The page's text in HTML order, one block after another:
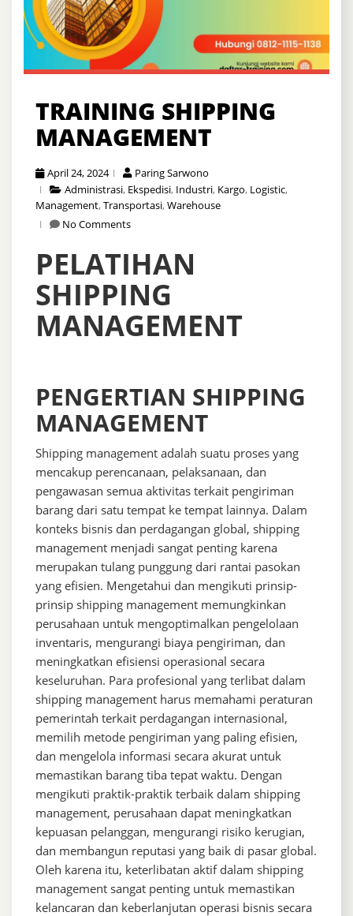
TRAINING SHIPPING
MANAGEMENT
April 24, 2024
Paring Sarwono
Administrasi, Ekspedisi, Industri, Kargo, Logistic,
Management,Transportasi,Warehouse
No Comments
PELATIHAN
SHIPPING
MANAGEMENT
PENGERTIAN SHIPPING
MANAGEMENT
Shipping management adalah suatu proses yang
mencakup perencanaan, pelaksanaan, dan
pengawasan semua aktivitas terkait pengiriman
barang dari satu tempat ke tempat lainnya. Dalam
konteks bisnis dan perdagangan global, shipping
management menjadi sangat penting karena
merupakan tulang punggung dari rantai pasokan
yang efisien. Mengetahui dan mengikuti prinsip-
prinsip shipping management memungkinkan
perusahaan untuk mengoptimalkan pengelolaan
inventaris, mengurangi biaya pengiriman, dan
meningkatkan efisiensi operasional secara
keseluruhan. Para profesional yang terlibat dalam
shipping management harus memahami peraturan
pemerintah terkait perdagangan internasional,
memilih metode pengiriman yang paling efisien,
dan mengelola informasi secara akurat untuk
memastikan barang tiba tepat waktu. Dengan
mengikuti praktik-praktik terbaik dalam shipping
management, perusahaan dapat meningkatkan
kepuasan pelanggan, mengurangi risiko kerugian,
dan membangun reputasi yang baik di pasar global.
Oleh karena itu, keterlibatan aktif dalam shipping
management sangat penting untuk memastikan
kelancaran dan keberlanjutan operasi bisnis secara